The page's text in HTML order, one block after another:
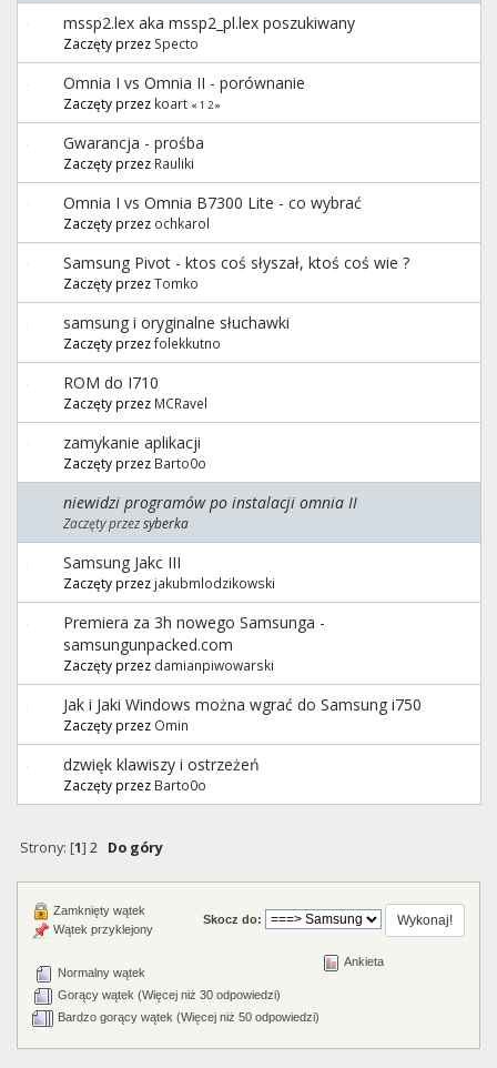
mssp2.lex aka mssp2_pl.lex poszukiwany
Zaczęty przez Specto
Omnia I vs Omnia II - porównanie
Zaczęty przez koart « 1 2»
Gwarancja - prośba
Zaczęty przez Rauliki
Omnia I vs Omnia B7300 Lite - co wybrać
Zaczęty przez ochkarol
Samsung Pivot - ktos coś słyszał, ktoś coś wie ?
Zaczęty przezTomko
samsung i oryginalne słuchawki
Zaczęty przezfolekkutno
ROM do I710
Zaczęty przez MCRavel
zamykanie aplikacji
Zaczęty przez Barto0o
niewidzi programów po instalacji omnia II
Zaczęty przezsyberka
Samsung Jakc III
Zaczęty przez jakubmlodzikowski
Premiera za 3h nowego Samsunga -
samsungunpacked.com
Zaczęty przez damianpiwowarski
Jak i Jaki Windows można wgrać do Samsung i750
Zaczęty przez Omin
dzwięk klawiszy i ostrzeżeń
Zaczęty przez Barto0o
Strony: [1] 2 Do góry
Skocz do:
Normalny wątek
Gorący wątek (Więcej niż 30 odpowiedzi)
Bardzo gorący wątek (Więcej niż 50 odpowiedzi)
Zamknięty wątek
Wątek przyklejony
Ankieta